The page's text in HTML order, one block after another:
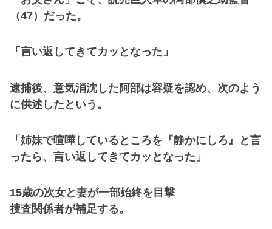
（47）だった。
「言い返してきてカッとなった」
逮捕後、意気消沈した阿部は容疑を認め、次のよう
に供述したという。
「姉妹で喧嘩しているところを『静かにしろ』と言
ったら、言い返してきてカッとなった」
15歳の次女と妻が一部始終を目撃
捜査関係者が補足する。